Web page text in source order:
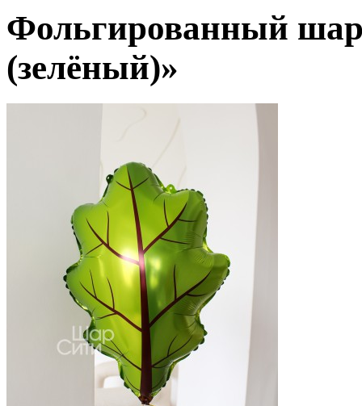
Фольгированный
(зелёный)»